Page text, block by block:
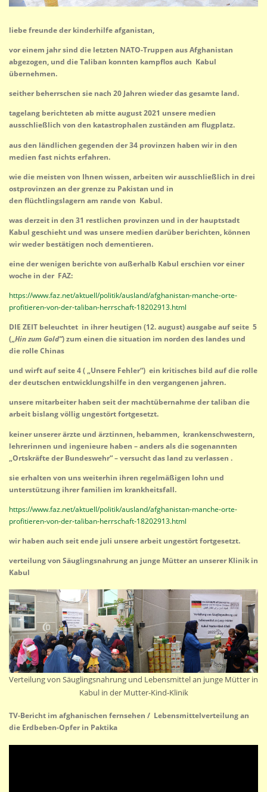
liebe freunde der kinderhilfe afganistan,
vor einem jahr sind die letzten NATO-Truppen aus Afghanistan
abgezogen, und die Taliban konnten kampflos auch Kabul
übernehmen.
seither beherrschen sie nach 20 Jahren wieder das gesamte land.
tagelang berichteten ab mitte august 2021 unsere medien
ausschließlich von den katastrophalen zuständen am flugplatz.
aus den ländlichen gegenden der 34 provinzen haben wir in den
medien fast nichts erfahren.
wie die meisten von Ihnen wissen, arbeiten wir ausschließlich in drei
ostprovinzen an der grenze zu Pakistan und in
den flüchtlingslagern am rande von Kabul.
was derzeit in den 31 restlichen provinzen und in der hauptstadt
Kabul geschieht und was unsere medien darüber berichten, können
wir weder bestätigen noch dementieren.
eine der wenigen berichte von außerhalb Kabul erschien vor einer
woche in der FAZ:
https://www.faz.net/aktuell/politik/ausland/afghanistan-manche-orte-
profitieren-von-der-taliban-herrschaft-18202913.html
DIE ZEIT beleuchtet in ihrer heutigen (12. august) ausgabe auf seite 5
(„Hin zum Gold“) zum einen die situation im norden des landes und
die rolle Chinas
und wirft auf seite 4 ( „Unsere Fehler“) ein kritisches bild auf die rolle
der deutschen entwicklungshilfe in den vergangenen jahren.
unsere mitarbeiter haben seit der machtübernahme der taliban die
arbeit bislang völlig ungestört fortgesetzt.
keiner unserer ärzte und ärztinnen, hebammen, krankenschwestern,
lehrerinnen und ingenieure haben – anders als die sogenannten
„Ortskräfte der Bundeswehr“ – versucht das land zu verlassen .
sie erhalten von uns weiterhin ihren regelmäßigen lohn und
unterstützung ihrer familien im krankheitsfall.
https://www.faz.net/aktuell/politik/ausland/afghanistan-manche-orte-
profitieren-von-der-taliban-herrschaft-18202913.html
wir haben auch seit ende juli unsere arbeit ungestört fortgesetzt.
verteilung von Säuglingsnahrung an junge Mütter an unserer Klinik in
Kabul
Verteilung von Säuglingsnahrung und Lebensmittel an junge Mütter in
Kabul in der Mutter-Kind-Klinik
TV-Bericht im afghanischen fernsehen / Lebensmittelverteilung an
die Erdbeben-Opfer in Paktika